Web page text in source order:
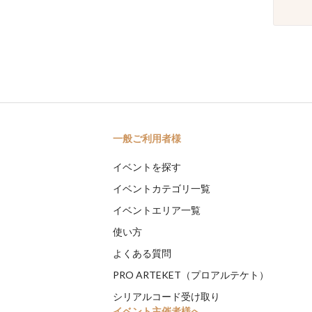
一般ご利用者様
イベントを探す
イベントカテゴリ一覧
イベントエリア一覧
使い方
よくある質問
PRO ARTEKET（プロアルテケト）
シリアルコード受け取り